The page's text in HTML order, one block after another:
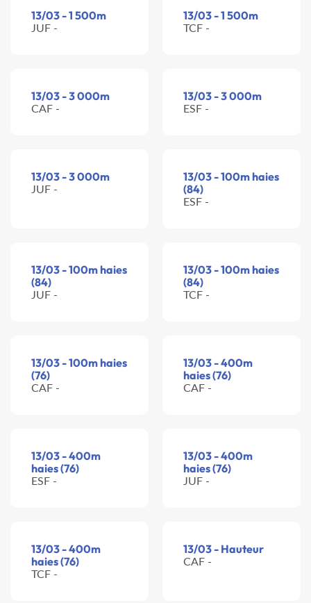
13/03 - 1 500m
JUF -
13/03 - 1 500m
TCF -
13/03 - 3 000m
CAF -
13/03 - 3 000m
ESF -
13/03 - 3 000m
JUF -
13/03 - 100m haies
(84)
ESF -
13/03 - 100m haies
(84)
JUF -
13/03 - 100m haies
(84)
TCF -
13/03 - 100m haies
(76)
CAF -
13/03 - 400m
haies (76)
CAF -
13/03 - 400m
haies (76)
ESF -
13/03 - 400m
haies (76)
JUF -
13/03 - 400m
haies (76)
TCF -
13/03 - Hauteur
CAF -